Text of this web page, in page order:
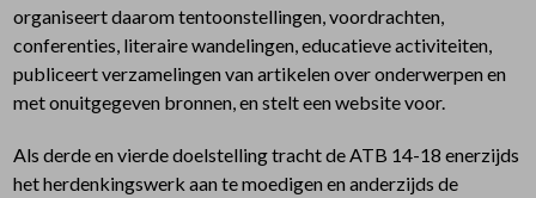
organiseert daarom tentoonstellingen, voordrachten,
conferenties, literaire wandelingen, educatieve activiteiten,
publiceert verzamelingen van artikelen over onderwerpen en
met onuitgegeven bronnen, en stelt een website voor.
Als derde en vierde doelstelling tracht de ATB 14-18 enerzijds
het herdenkingswerk aan te moedigen en anderzijds de